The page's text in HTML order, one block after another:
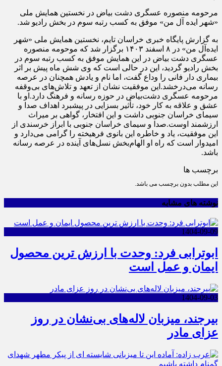
مرحومه منصوره عسگری دشت بیاض در نخستین همایش ملی
«شهر ایده آل من» موفق به کسب رتبه سوم در بخش رادیو شد.
به گزارش پایگاه خبری خراسان تایم، نخستین همایش ملی «شهر
ایده‌آل من» در ۸ اسفند ۱۴۰۳ برگزار شد که موحومه منصوره
عسگری دشت بیاض در این همایش موفق به کسب رتبه سوم در
بخش رادیو گردید، این در حالی است که وی شش ماه پیش بر اثر
بیماری دار فانی را وداع گفت، اما نام و یادش همچنان در عرصه
رسانه می‌درخشد.این موفقیت نشان از تعهد و تلاش‌های بی‌وقفه
مرحومه عسگری دشت‌بیاض در حوزه رسانه و فرهنگ دارد.او با
عشق و علاقه به کار خود، تأثیر بسزایی در پیشبرد اهداف صدا و
سیمای خراسان جنوبی داشت و این افتخار، گواهی بر میراث
ارزشمند اوست.صدا و سیمای خراسان جنوبی با ابراز خرسندی از
این موفقیت، یاد و خاطره این بانوی فرهیخته را گرامی می‌دارد و
امیدوار است که راه او الهام‌بخش نسل‌های آینده در عرصه رسانه
باشد.
برچسب ها
این مطلب بدون برچسب می باشد.
نوشته های مشابه
1404-09-09
ابوترابی فرد: وحدت با ارزش ترین محصول
ایمان و عمل است
1404-09-03
بیرجند، میزبان لاله‌های بی‌نشان در روز
عزای مادر